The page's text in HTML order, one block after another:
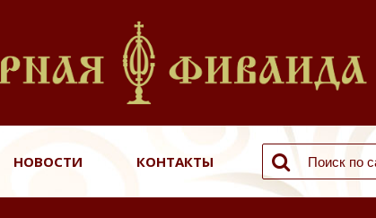
НОВОСТИ КОНТАКТЫ